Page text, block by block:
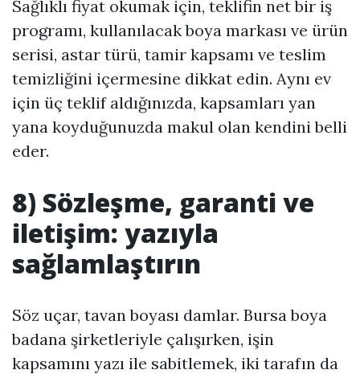
Sağlıklı fiyat okumak için, teklifin net bir iş
programı, kullanılacak boya markası ve ürün
serisi, astar türü, tamir kapsamı ve teslim
temizliğini içermesine dikkat edin. Aynı ev
için üç teklif aldığınızda, kapsamları yan
yana koyduğunuzda makul olan kendini belli
eder.
8) Sözleşme, garanti ve
iletişim: yazıyla
sağlamlaştırın
Söz uçar, tavan boyası damlar. Bursa boya
badana şirketleriyle çalışırken, işin
kapsamını yazı ile sabitlemek, iki tarafın da